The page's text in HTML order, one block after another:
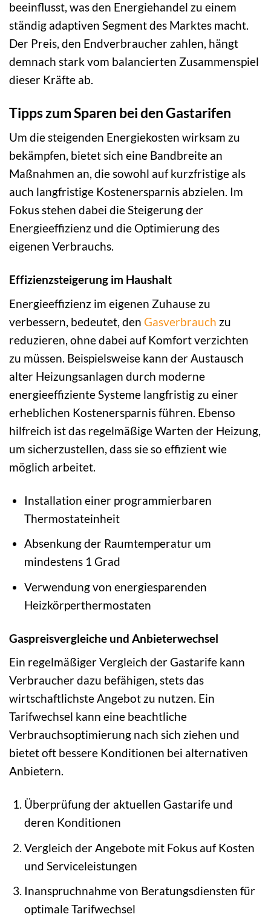
beeinflusst, was den Energiehandel zu einem
ständig adaptiven Segment des Marktes macht.
Der Preis, den Endverbraucher zahlen, hängt
demnach stark vom balancierten Zusammenspiel
dieser Kräfte ab.
Tipps zum Sparen bei den Gastarifen
Um die steigenden Energiekosten wirksam zu
bekämpfen, bietet sich eine Bandbreite an
Maßnahmen an, die sowohl auf kurzfristige als
auch langfristige Kostenersparnis abzielen. Im
Fokus stehen dabei die Steigerung der
Energieeffizienz und die Optimierung des
eigenen Verbrauchs.
Effizienzsteigerung im Haushalt
Energieeffizienz im eigenen Zuhause zu
verbessern, bedeutet, den Gasverbrauch zu
reduzieren, ohne dabei auf Komfort verzichten
zu müssen. Beispielsweise kann der Austausch
alter Heizungsanlagen durch moderne
energieeffiziente Systeme langfristig zu einer
erheblichen Kostenersparnis führen. Ebenso
hilfreich ist das regelmäßige Warten der Heizung,
um sicherzustellen, dass sie so effizient wie
möglich arbeitet.
Installation einer programmierbaren
Thermostateinheit
Absenkung der Raumtemperatur um
mindestens 1 Grad
Verwendung von energiesparenden
Heizkörperthermostaten
Gaspreisvergleiche und Anbieterwechsel
Ein regelmäßiger Vergleich der Gastarife kann
Verbraucher dazu befähigen, stets das
wirtschaftlichste Angebot zu nutzen. Ein
Tarifwechsel kann eine beachtliche
Verbrauchsoptimierung nach sich ziehen und
bietet oft bessere Konditionen bei alternativen
Anbietern.
Überprüfung der aktuellen Gastarife und
deren Konditionen
Vergleich der Angebote mit Fokus auf Kosten
und Serviceleistungen
Inanspruchnahme von Beratungsdiensten für
optimale Tarifwechsel